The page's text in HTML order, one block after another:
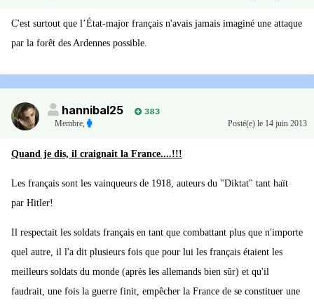
C'est surtout que l’État-major français n'avais jamais imaginé une attaque
par la forêt des Ardennes possible.
hannibal25
383
Membre, Posté(e) le 14 juin 2013
Quand je dis, il craignait la France....!!!
Les français sont les vainqueurs de 1918, auteurs du "Diktat" tant haït
par Hitler!
Il respectait les soldats français en tant que combattant plus que n'importe
quel autre, il l'a dit plusieurs fois que pour lui les français étaient les
meilleurs soldats du monde (après les allemands bien sûr) et qu'il
faudrait, une fois la guerre finit, empêcher la France de se constituer une